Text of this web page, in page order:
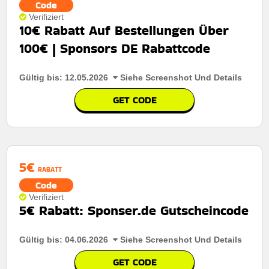
Kunden profitieren von 20% rabatt auf alle
bestellungen und sparen so bei jedem einkauf.
Mindestkaufbetrag:Keine mindestausgaben
Berechtigung:Für alle kunden
Art des Angebots:
Kumulierbar:
kombinierbar
Code
Verifiziert
10€ Rabatt Auf Bestellungen Über
100€ | Sponsors DE Rabattcode
Gültig bis: 12.05.2026 Siehe Screenshot Und Details
GET CODE
5€ RABATT
Code
Verifiziert
5€ Rabatt: Sponser.de Gutscheincode
Gültig bis: 04.06.2026 Siehe Screenshot Und Details
GET CODE